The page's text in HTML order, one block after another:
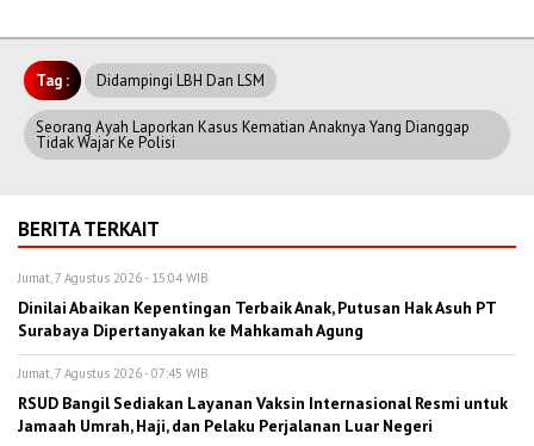
Tag : Didampingi LBH Dan LSM
Seorang Ayah Laporkan Kasus Kematian Anaknya Yang Dianggap
Tidak Wajar Ke Polisi
BERITA TERKAIT
Jumat, 7 Agustus 2026 - 15:04 WIB
Dinilai Abaikan Kepentingan Terbaik Anak, Putusan Hak Asuh PT
Surabaya Dipertanyakan ke Mahkamah Agung
Jumat, 7 Agustus 2026 - 07:45 WIB
RSUD Bangil Sediakan Layanan Vaksin Internasional Resmi untuk
Jamaah Umrah, Haji, dan Pelaku Perjalanan Luar Negeri